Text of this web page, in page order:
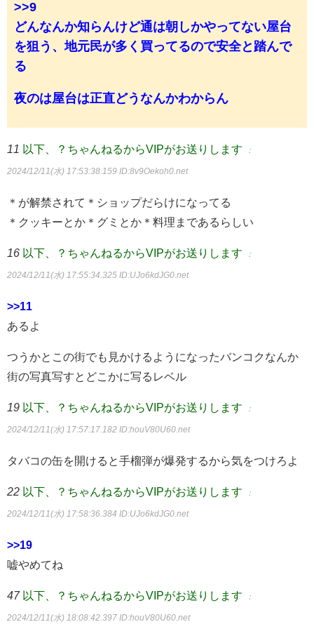
>>9
どんなんか知らんけど通は朝しかやってない屋台
を狙う、地元民が多く買ってるので安全と踏んで
る
夜のは屋台は正直どうなんかわからん
11 以下、？ちゃんねるからVIPがお送りします ：
2024/12/11(水) 17:53:38.159 ID:8v9Oekoh0.net
＊が解禁されて＊ショップだらけになってる
＊クッキーとか＊グミとか＊料理まであるらしい
16 以下、？ちゃんねるからVIPがお送りします ：
2024/12/11(水) 17:55:34.325 ID:UJo6kdJG0.net
>>11
あるよ
つうかとこの街でも見かけるようになったバンコクなんか
街の写真写すとどこかに写るレベル
19 以下、？ちゃんねるからVIPがお送りします ：
2024/12/11(水) 17:57:17.182 ID:houV80U60.net
タバコの缶を開けると手榴弾が爆発するから気をつけろよ
22 以下、？ちゃんねるからVIPがお送りします ：
2024/12/11(水) 17:58:36.384 ID:UJo6kdJG0.net
>>19
嘘やめてね
47 以下、？ちゃんねるからVIPがお送りします ：
2024/12/11(水) 18:08:42.397 ID:houV80U60.net